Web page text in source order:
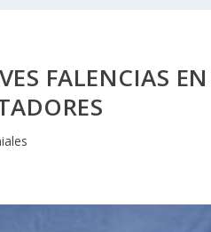
FALENCIAS EN